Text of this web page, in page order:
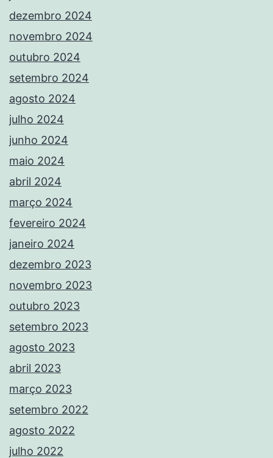
dezembro 2024
novembro 2024
outubro 2024
setembro 2024
agosto 2024
julho 2024
junho 2024
maio 2024
abril 2024
março 2024
fevereiro 2024
janeiro 2024
dezembro 2023
novembro 2023
outubro 2023
setembro 2023
agosto 2023
abril 2023
março 2023
setembro 2022
agosto 2022
julho 2022